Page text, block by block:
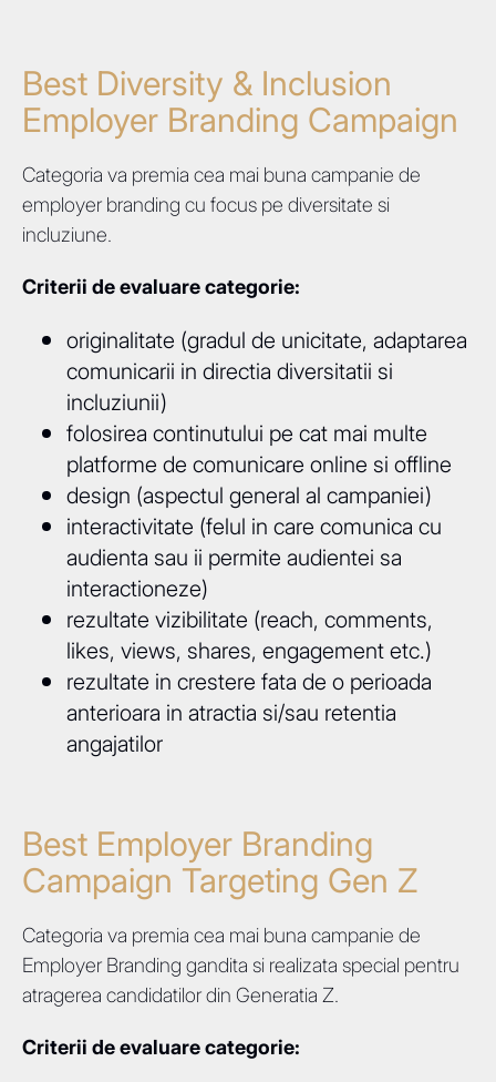
Best Diversity & Inclusion
Employer Branding Campaign
Categoria va premia cea mai buna campanie de
employer branding cu focus pe diversitate si
incluziune.
Criterii de evaluare categorie:
originalitate (gradul de unicitate, adaptarea
comunicarii in directia diversitatii si
incluziunii)
folosirea continutului pe cat mai multe
platforme de comunicare online si offline
design (aspectul general al campaniei)
interactivitate (felul in care comunica cu
audienta sau ii permite audientei sa
interactioneze)
rezultate vizibilitate (reach, comments,
likes, views, shares, engagement etc.)
rezultate in crestere fata de o perioada
anterioara in atractia si/sau retentia
angajatilor
Best Employer Branding
Campaign Targeting Gen Z
Categoria va premia cea mai buna campanie de
Employer Branding gandita si realizata special pentru
atragerea candidatilor din Generatia Z.
Criterii de evaluare categorie: